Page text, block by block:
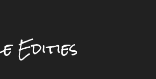
Edities